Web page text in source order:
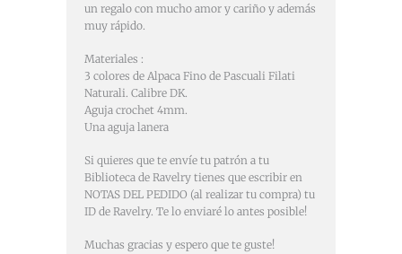
un regalo con mucho amor y cariño y además
muy rápido.
Materiales :
3 colores de Alpaca Fino de Pascuali Filati
Naturali. Calibre DK.
Aguja crochet 4mm.
Una aguja lanera
Si quieres que te envíe tu patrón a tu
Biblioteca de Ravelry tienes que escribir en
NOTAS DEL PEDIDO (al realizar tu compra) tu
ID de Ravelry. Te lo enviaré lo antes posible!
Muchas gracias y espero que te guste!